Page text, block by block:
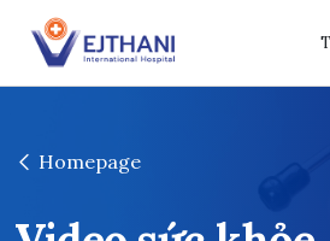
Skip to content
Homepage